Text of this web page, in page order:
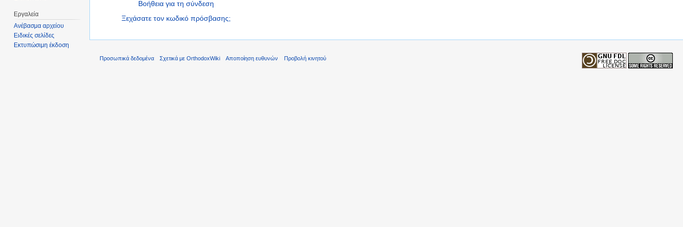
Βοήθεια για τη σύνδεση
Ξεχάσατε τον κωδικό πρόσβασης;
Εργαλεία
Ανέβασμα αρχείου
Ειδικές σελίδες
Εκτυπώσιμη έκδοση
Προσωπικά δεδομένα Σχετικά με OrthodoxWiki Αποποίηση ευθυνών Προβολή κινητού